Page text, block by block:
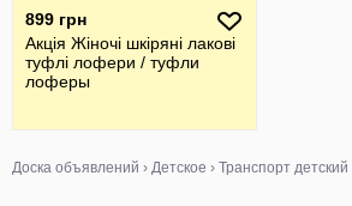
899 грн
Акція Жіночі шкіряні лакові
туфлі лофери / туфли
лоферы
Доска объявлений › Детское › Транспорт детский